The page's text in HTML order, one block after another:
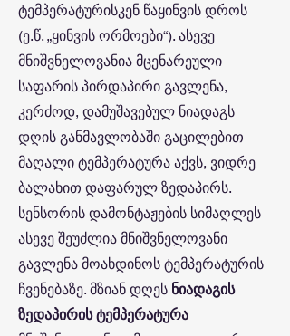
ტემპერატურისკენ წაყინვის დროს
(ე.წ. „ყინვის ორმოები“). ასევე
მნიშვნელოვანია მცენარეული
საფარის პირდაპირი გავლენა,
კერძოდ, დამუშავებულ ნიადაგს
დღის განმავლობაში გაცილებით
მაღალი ტემპერატურა აქვს, ვიდრე
ბალახით დაფარულ ზედაპირს.
სენსორის დამონტაჟების სიმაღლეს
ასევე შეუძლია მნიშვნელოვანი
გავლენა მოახდინოს ტემპერატურის
ჩვენებაზე. მზიან დღეს ნიადაგის
ზედაპირის ტემპერატურა